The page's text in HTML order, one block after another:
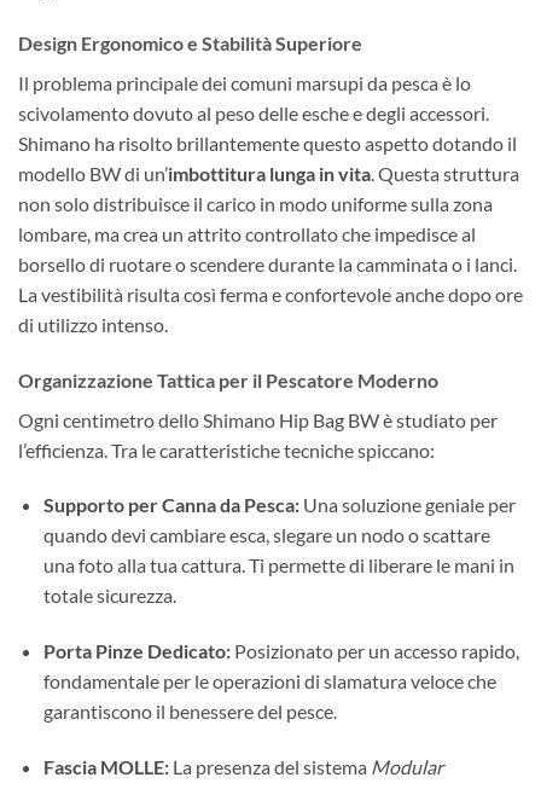
Design Ergonomico e Stabilità Superiore
Il problema principale dei comuni marsupi da pesca è lo
scivolamento dovuto al peso delle esche e degli accessori.
Shimano ha risolto brillantemente questo aspetto dotando il
modello BW di un’imbottitura lunga in vita . Questa struttura
non solo distribuisce il carico in modo uniforme sulla zona
lombare, ma crea un attrito controllato che impedisce al
borsello di ruotare o scendere durante la camminata o i lanci.
La vestibilità risulta così ferma e confortevole anche dopo ore
di utilizzo intenso.
Organizzazione Tattica per il Pescatore Moderno
Ogni centimetro dello Shimano Hip Bag BW è studiato per
l’efficienza. Tra le caratteristiche tecniche spiccano:
Supporto per Canna da Pesca:Una soluzione geniale per
quando devi cambiare esca, slegare un nodo o scattare
una foto alla tua cattura. Ti permette di liberare le mani in
totale sicurezza.
Porta Pinze Dedicato:Posizionato per un accesso rapido,
fondamentale per le operazioni di slamatura veloce che
garantiscono il benessere del pesce.
Fascia MOLLE:La presenza del sistema Modular